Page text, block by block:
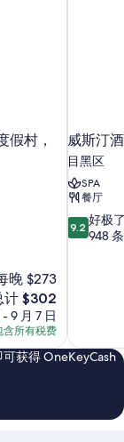
假村，
晚 $273
计 $302
9 月 7 日
含所有税费
威斯汀
目黑区
SPA
餐厅
9.2
分，
948
条
9.2 好极
948
获得 OneKeyCash